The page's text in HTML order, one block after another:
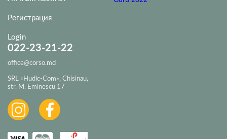
Регистрация
Login
022-23-21-22
office@corso.md
SRL «Hudic-Com», Chisinau,
str. M. Eminescu 17